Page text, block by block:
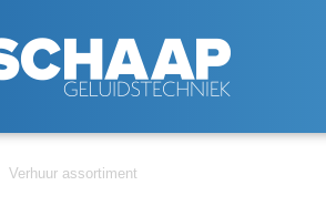
Verhuur assortiment